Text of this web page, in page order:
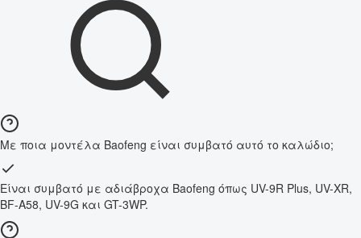
Με ποια μοντέλα Baofeng είναι συμβατό αυτό το καλώδιο;
Είναι συμβατό με αδιάβροχα Baofeng όπως UV-9R Plus, UV-XR,
BF-A58, UV-9G και GT-3WP.